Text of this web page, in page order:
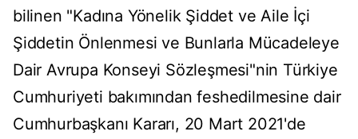
bilinen "Kadına Yönelik Şiddet ve Aile İçi
Şiddetin Önlenmesi ve Bunlarla Mücadeleye
Dair Avrupa Konseyi Sözleşmesi"nin Türkiye
Cumhuriyeti bakımından feshedilmesine dair
Cumhurbaşkanı Kararı, 20 Mart 2021'de